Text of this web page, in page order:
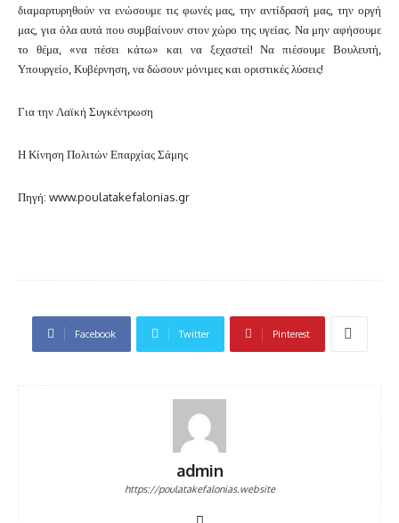
διαμαρτυρηθούν να ενώσουμε τις φωνές μας, την αντίδρασή μας, την οργή
μας, για όλα αυτά που συμβαίνουν στον χώρο της υγείας. Να μην αφήσουμε
το θέμα, «να πέσει κάτω» και να ξεχαστεί!Να πιέσουμε Βουλευτή,
Υπουργείο, Κυβέρνηση, να δώσουν μόνιμες και οριστικές λύσεις!
Για την Λαϊκή Συγκέντρωση
Η Κίνηση Πολιτών Επαρχίας Σάμης
Πηγή: www.poulatakefalonias.gr
Facebook Twitter Pinterest
admin
https://poulatakefalonias.website